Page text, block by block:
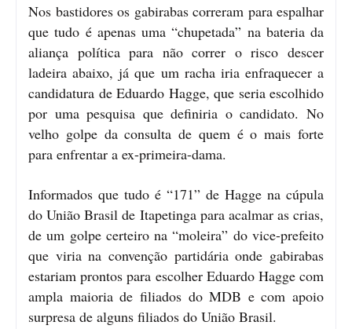
Nos bastidores os gabirabas correram para espalhar
que tudo é apenas uma “chupetada” na bateria da
aliança política para não correr o risco descer
ladeira abaixo, já que um racha iria enfraquecer a
candidatura de Eduardo Hagge, que seria escolhido
por uma pesquisa que definiria o candidato. No
velho golpe da consulta de quem é o mais forte
para enfrentar a ex-primeira-dama.
Informados que tudo é “171” de Hagge na cúpula
do União Brasil de Itapetinga para acalmar as crias,
de um golpe certeiro na “moleira” do vice-prefeito
que viria na convenção partidária onde gabirabas
estariam prontos para escolher Eduardo Hagge com
ampla maioria de filiados do MDB e com apoio
surpresa de alguns filiados do União Brasil.